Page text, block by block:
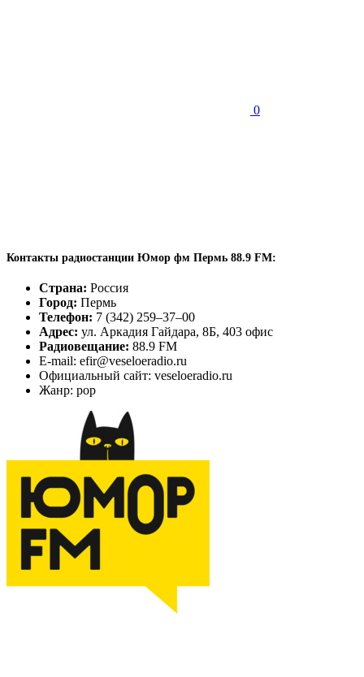
0
Контакты радиостанции Юмор фм Пермь 88.9 FM:
Страна: Россия
Город: Пермь
Телефон: 7 (342) 259‒37‒00
Адрес: ул. Аркадия Гайдара, 8Б, 403 офис
Радиовещание: 88.9 FM
E-mail: efir@veseloeradio.ru
Официальный сайт: veseloeradio.ru
Жанр: pop